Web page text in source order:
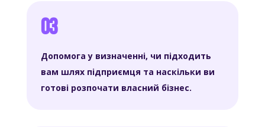
03
Допомога у визначенні, чи підходить
вам шлях підприємця та наскільки ви
готові розпочати власний бізнес.